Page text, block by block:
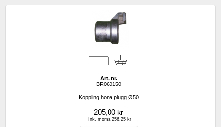
Art. nr.
BR060150
Koppling hona plugg Ø50
205,00 kr
Ink. moms.256,25 kr